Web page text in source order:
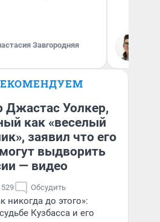
Завгородняя
Джастас Уолкер,
как «веселый
заявил что его
выдворить
— видео
529 Обсудить
никогда до этого»:
Кузбасса и его